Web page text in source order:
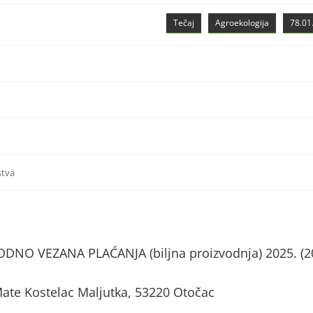
Agroekologija
Tečaj
VEZANA PLAĆANJA (biljna proizvodnja) 2025.
Kostelac Maljutka, 53220 Otočac